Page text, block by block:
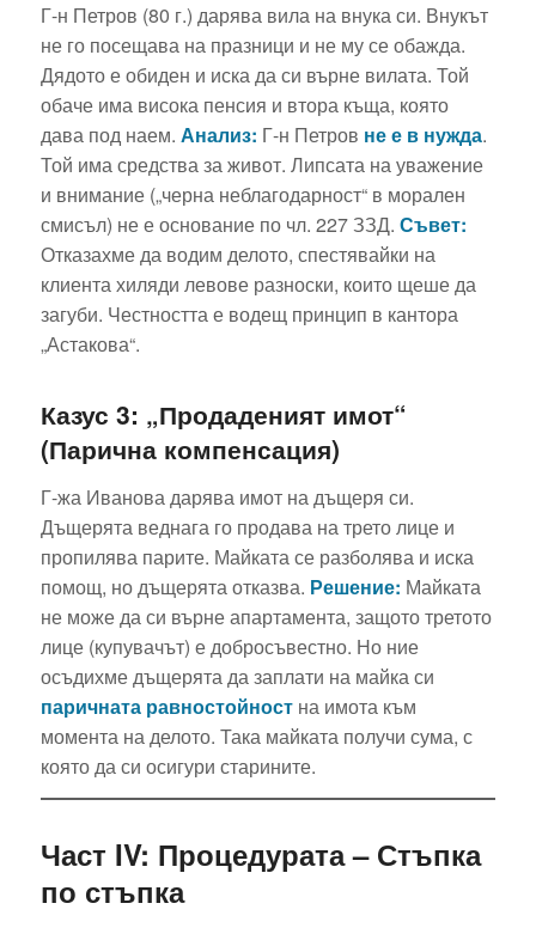
Г-н Петров (80 г.) дарява вила на внука си. Внукът
не го посещава на празници и не му се обажда.
Дядото е обиден и иска да си върне вилата. Той
обаче има висока пенсия и втора къща, която
дава под наем. Анализ: Г-н Петров не е в нужда.
Той има средства за живот. Липсата на уважение
и внимание („черна неблагодарност“ в морален
смисъл) не е основание по чл. 227 ЗЗД. Съвет:
Отказахме да водим делото, спестявайки на
клиента хиляди левове разноски, които щеше да
загуби. Честността е водещ принцип в кантора
„Астакова“.
Казус 3: „Продаденият имот“
(Парична компенсация)
Г-жа Иванова дарява имот на дъщеря си.
Дъщерята веднага го продава на трето лице и
пропилява парите. Майката се разболява и иска
помощ, но дъщерята отказва. Решение: Майката
не може да си върне апартамента, защото третото
лице (купувачът) е добросъвестно. Но ние
осъдихме дъщерята да заплати на майка си
паричната равностойностна имота към
момента на делото. Така майката получи сума, с
която да си осигури старините.
Част IV: Процедурата – Стъпка
по стъпка